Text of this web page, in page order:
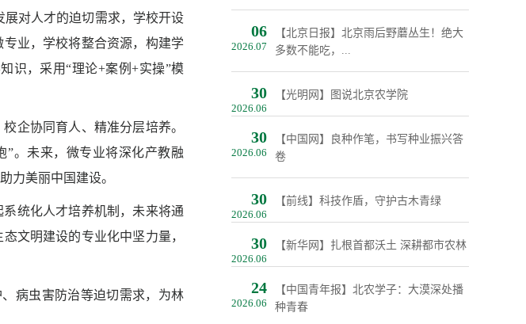
展对人才的迫切需求，学校开设
业，学校将整合资源，构建学
识，采用“理论+案例+实操”模
企协同育人、精准分层培养。
”。未来，微专业将深化产教融
力美丽中国建设。
统化人才培养机制，未来将通
文明建设的专业化中坚力量，
病虫害防治等迫切需求，为林
06
2026.07
【北京日报】北京雨后野蘑丛生！绝大
多数不能吃，...
30
2026.06
【光明网】图说北京农学院
30
2026.06
【中国网】良种作笔，书写种业振兴答
卷
30
2026.06
【前线】科技作盾，守护古木青绿
30
2026.06
【新华网】扎根首都沃土 深耕都市农林
24
2026.06
【中国青年报】北农学子：大漠深处播
种青春